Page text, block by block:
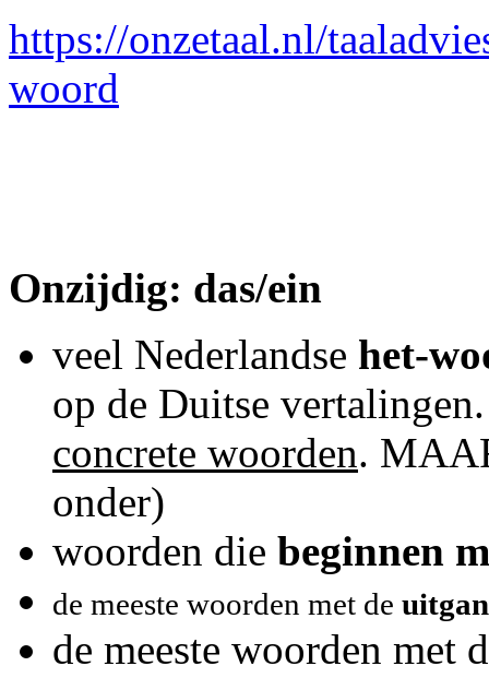
https://onzetaal.nl/
woord
Onzijdig: das/ein
veel Nederlandse het-
op de Duitse
concrete woorden.
onder)
woorden die beginnen
de meeste woorden met de
de meeste woorden met